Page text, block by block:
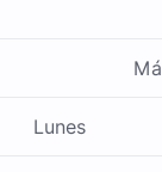
Lunes